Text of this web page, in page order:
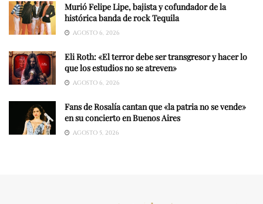
Murió Felipe Lipe, bajista y cofundador de la
histórica banda de rock Tequila
AGOSTO 6, 2026
Eli Roth: «El terror debe ser transgresor y hacer lo
que los estudios no se atreven»
AGOSTO 6, 2026
Fans de Rosalía cantan que «la patria no se vende»
en su concierto en Buenos Aires
AGOSTO 5, 2026